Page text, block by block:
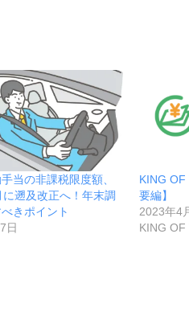
当の非課税限度額、
遡及改正へ！年末調
きポイント
日
KING
要編】
2023年4
KING OF